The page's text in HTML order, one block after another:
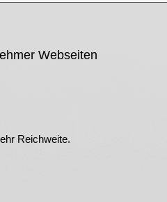
Webseiten
Reichweite.